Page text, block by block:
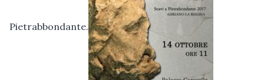
Pietrabbondante.